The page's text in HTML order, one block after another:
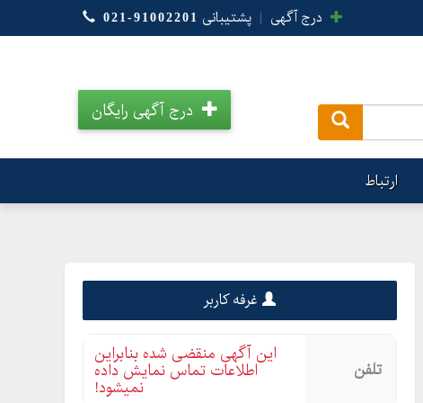
درج آگهی | پشتیبانی 021-91002201
درج آگهی رایگان
ارتباط
غرفه کاربر
تلفن
این آگهی منقضی شده بنابراین
اطلاعات تماس نمایش داده
نمیشود!